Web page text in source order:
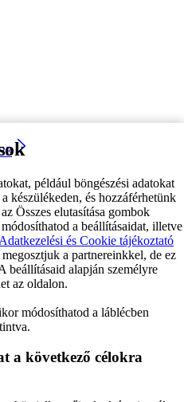
például böngészési adatokat
készülékeden, és hozzáférhetünk
Összes elutasítása gombok
a beállításaidat, illetve
Adatkezelési és Cookie tájékoztató
a partnereinkkel, de ez
beállításaid alapján személyre
az oldalon.
módosíthatod a láblécben
a következő célokra